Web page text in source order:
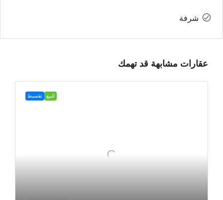
شرفة
عقارات مشابهة قد تهمك
للبيع تقسيط